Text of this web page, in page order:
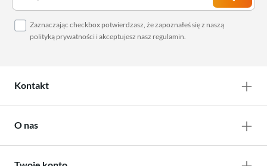
Zaznaczając checkbox potwierdzasz, że zapoznałeś się z naszą
polityką prywatności i akceptujesz nasz regulamin.
Kontakt
O nas